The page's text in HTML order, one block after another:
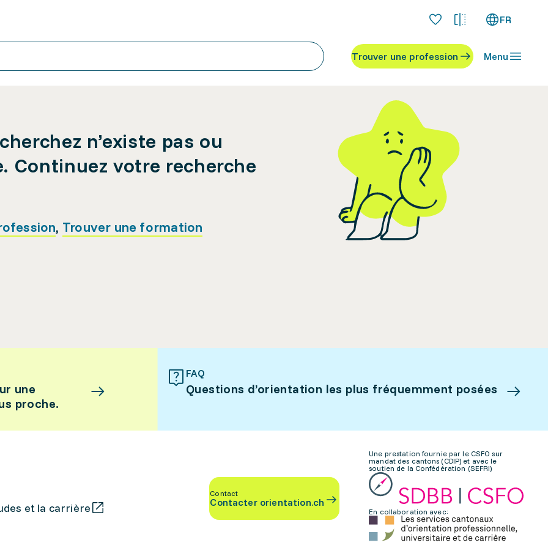
FR
Trouver une profession Menu
n’existe pas ou
Continuez votre recherche
, Trouver une formation
une
proche.
FAQ
Questions d’orientation les plus fréquemment posées
et la carrière
Contact
Contacter orientation.ch
Une prestation fournie par le CSFO sur
mandat des cantons (CDIP) et avec le
soutien de la Confédération (SEFRI)
En collaboration avec: